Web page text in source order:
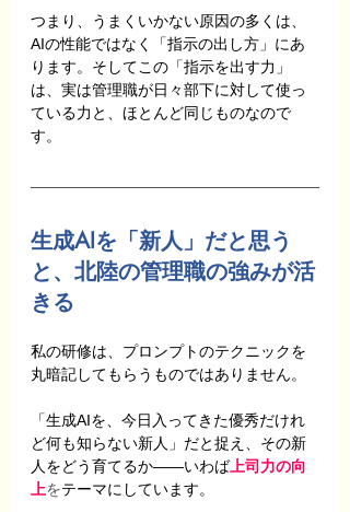
つまり、うまくいかない原因の多くは、
AIの性能ではなく「指示の出し方」にあ
ります。そしてこの「指示を出す力」
は、実は管理職が日々部下に対して使っ
ている力と、ほとんど同じものなので
す。
生成AIを「新人」だと思う
と、北陸の管理職の強みが活
きる
私の研修は、プロンプトのテクニックを
丸暗記してもらうものではありません。
「生成AIを、今日入ってきた優秀だけれ
ど何も知らない新人」だと捉え、その新
人をどう育てるか――いわば上司力の向
上をテーマにしています。